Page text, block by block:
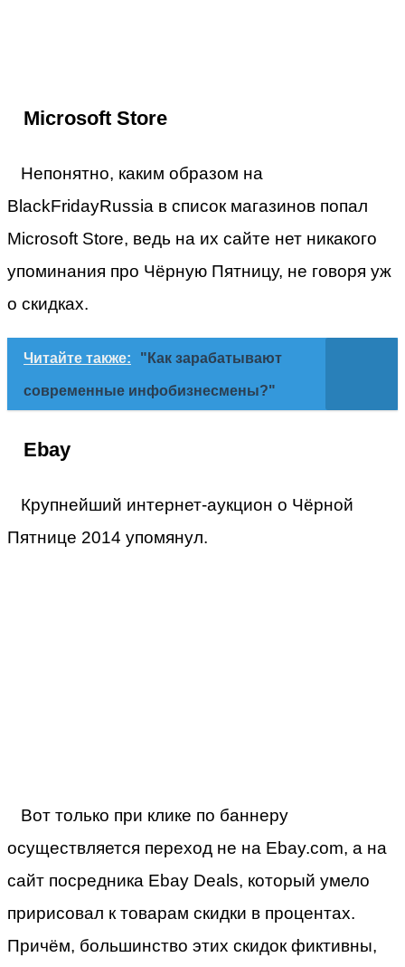
Microsoft Store
Непонятно, каким образом на
BlackFridayRussia в список магазинов попал
Microsoft Store, ведь на их сайте нет никакого
упоминания про Чёрную Пятницу, не говоря уж
о скидках.
Читайте также: "Как зарабатывают
современные инфобизнесмены?"
Ebay
Крупнейший интернет-аукцион о Чёрной
Пятнице 2014 упомянул.
Вот только при клике по баннеру
осуществляется переход не на Ebay.com, а на
сайт посредника Ebay Deals, который умело
пририсовал к товарам скидки в процентах.
Причём, большинство этих скидок фиктивны,